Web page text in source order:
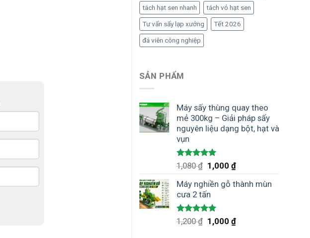
tách hạt sen nhanh tách vỏ hạt sen
Tư vấn sấy lạp xưởng Tết 2026
đá viên công nghiệp
SẢN PHẨM
Máy sấy thùng quay theo
mẻ 300kg – Giải pháp sấy
nguyên liệu dạng bột, hạt và
vụn
Được xếp
hạng
5.00
5 sao
1,080₫ Giá
là:
1,080 ₫.
1,000 ₫Giá
tại
Máy nghiền gỗ thành mùn
cưa 2 tấn
Được xếp
hạng
5.00
1,200₫ Giá
1,000 ₫Giá